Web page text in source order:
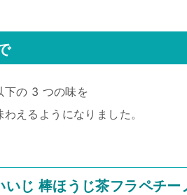
下の 3 つの味を
えるようになりました。
いじ 棒ほうじ茶フラペチー